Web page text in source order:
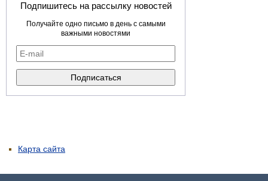
Подпишитесь на рассылку новостей
Получайте одно письмо в день с самыми
важными новостями
Карта сайта